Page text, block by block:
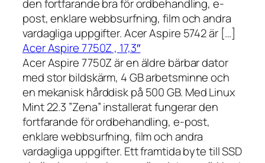
den fortfarande bra för ordbehandling, e-
post, enklare webbsurfning, film och andra
vardagliga uppgifter. Acer Aspire 5742 är […]
Acer Aspire 7750Z , 17,3″
Acer Aspire 7750Z är en äldre bärbar dator
med stor bildskärm, 4 GB arbetsminne och
en mekanisk hårddisk på 500 GB. Med Linux
Mint 22.3 ”Zena” installerat fungerar den
fortfarande för ordbehandling, e-post,
enklare webbsurfning, film och andra
vardagliga uppgifter. Ett framtida byte till SSD